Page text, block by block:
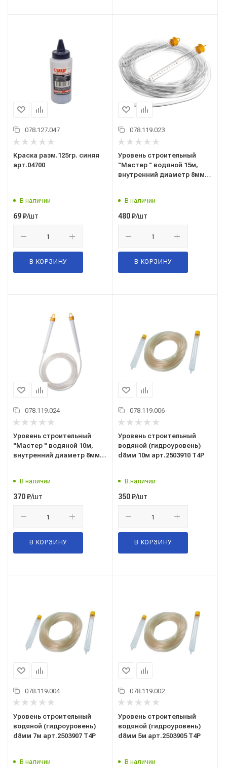
078.127.047
Краска разм.125гр. синяя
арт.04700
В наличии
69₽/шт
В КОРЗИНУ
078.119.023
Уровень строительный
"Мастер " водяной 15м,
внутренний диаметр 8мм,
В наличии
480₽/шт
В КОРЗИНУ
078.119.024
Уровень строительный
"Мастер " водяной 10м,
внутренний диаметр 8мм,
В наличии
370₽/шт
В КОРЗИНУ
078.119.006
Уровень строительный
водяной (гидроуровень)
d8мм 10м арт.2503910 T4P
В наличии
350₽/шт
В КОРЗИНУ
078.119.004
Уровень строительный
водяной (гидроуровень)
d8мм 7м арт.2503907 T4P
В наличии
078.119.002
Уровень строительный
водяной (гидроуровень)
d8мм 5м арт.2503905 T4P
В наличии